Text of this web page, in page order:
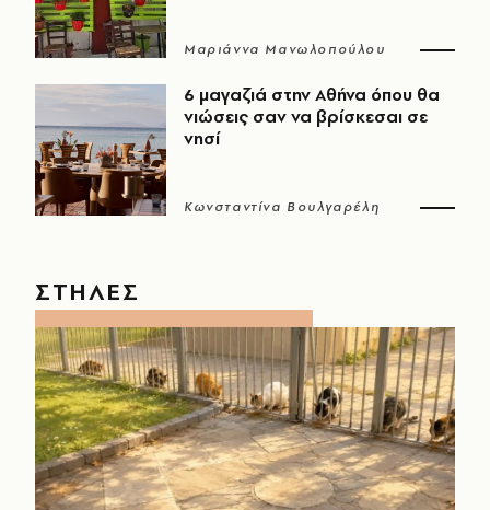
Μαριάννα Μανωλοπούλου
6 μαγαζιά στην Αθήνα όπου θα
νιώσεις σαν να βρίσκεσαι σε
νησί
Κωνσταντίνα Βουλγαρέλη
ΣΤΗΛΕΣ